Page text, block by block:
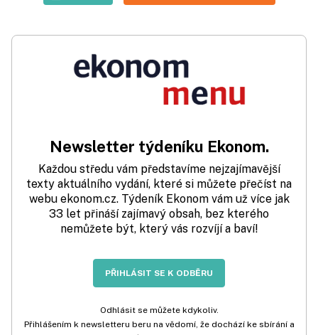
Newsletter týdeníku Ekonom.
Každou středu vám představíme nejzajímavější
texty aktuálního vydání, které si můžete přečíst na
webu ekonom.cz. Týdeník Ekonom vám už více jak
33 let přináší zajímavý obsah, bez kterého
nemůžete být, který vás rozvíjí a baví!
PŘIHLÁSIT SE K ODBĚRU
Odhlásit se můžete kdykoliv.
Přihlášením k newsletteru beru na vědomí, že dochází ke sbírání a